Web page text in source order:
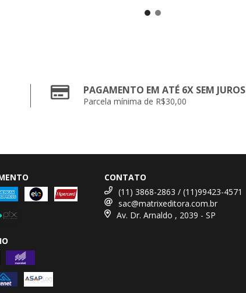
PAGAMENTO EM ATÉ 6X SEM JUROS
Parcela mínima de R$30,00
CONTATO
(11) 3868-2863 / (11)99423-4571
sac@matrixeditora.com.br
Av. Dr. Arnaldo , 2039 - SP